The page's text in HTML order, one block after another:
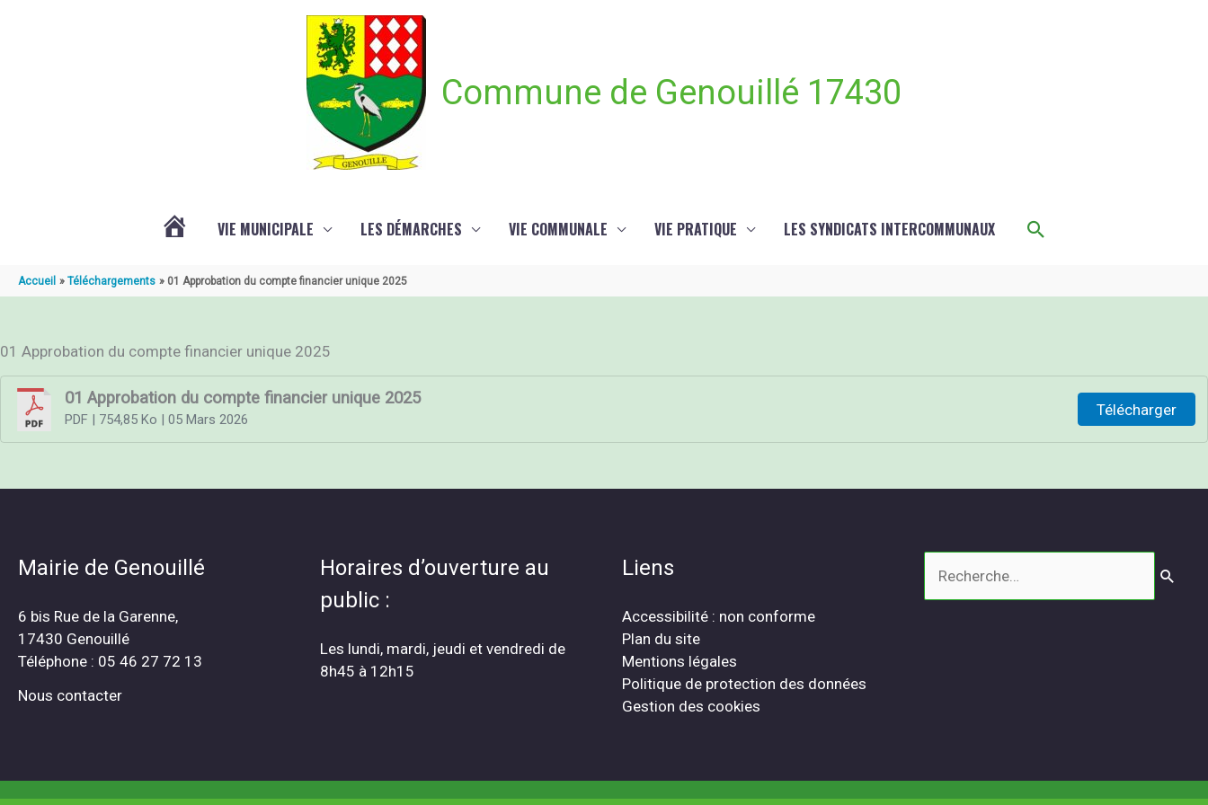
Commune de Genouillé 17430
GENOUILLÉ
VIE MUNICIPALE LES DÉMARCHES VIE COMMUNALE VIE PRATIQUE LES SYNDICATS INTERCOMMUNAUX Rechercher
Accueil Téléchargements 01 Approbation du compte financier unique 2025
01 Approbation du compte financier unique 2025
01 Approbation du compte financier unique 2025
PDF| 754,85 Ko | 05 Mars 2026
Télécharger
Mairie de Genouillé
6 bis Rue de la Garenne,
17430 Genouillé
Téléphone : 05 46 27 72 13
Nous contacter
Horaires d’ouverture au
public :
Les lundi, mardi, jeudi et vendredi de
8h45 à 12h15
Liens
Accessibilité : non conforme
Plan du site
Mentions légales
Politique de protection des données
Gestion des cookies